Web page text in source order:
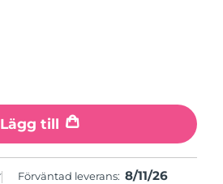
Lägg till
Förväntad leverans: 8/11/26
Förväntad leverans8/10/26
Förväntad leverans8/11/26